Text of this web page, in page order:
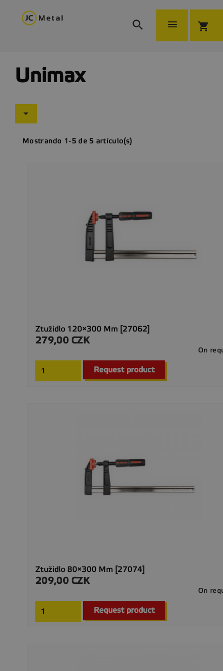
  shopping_cart
Unimax

Mostrando 1-5 de 5 artículo(s)
Ztužidlo 120×300 Mm [27062]
Precio
279,00 CZK
On
Request product
Ztužidlo 80×300 Mm [27074]
Precio
209,00 CZK
On
Request product